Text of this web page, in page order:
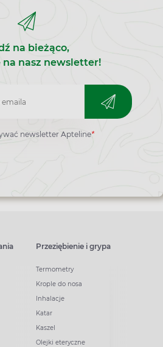
na bieżąco,
na nasz newsletter!
newsletter Apteline*
Przeziębienie i grypa
Termometry
Krople do nosa
Inhalacje
Katar
Kaszel
Olejki eteryczne